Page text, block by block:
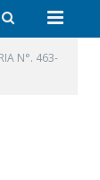
N°. 463-